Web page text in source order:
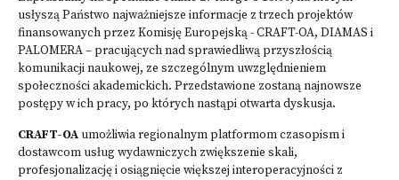
usłyszą Państwo najważniejsze informacje z trzech projektów
finansowanych przez Komisję Europejską - CRAFT-OA, DIAMAS i
PALOMERA – pracujących nad sprawiedliwą przyszłością
komunikacji naukowej, ze szczególnym uwzględnieniem
społeczności akademickich. Przedstawione zostaną najnowsze
postępy w ich pracy, po których nastąpi otwarta dyskusja.
CRAFT-OA umożliwia regionalnym platformom czasopism i
dostawcom usług wydawniczych zwiększenie skali,
profesjonalizację i osiągnięcie większej interoperacyjności z